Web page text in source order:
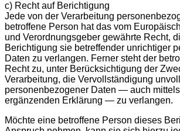
c) Recht auf Berichtigung
Jede von der Verarbeitung
betroffene Person hat das vom
und Verordnungsgeber gewährte Recht,
Berichtigung sie betreffender unrichtiger
Daten zu verlangen. Ferner steht der
Recht zu, unter Berücksichtigung der
Verarbeitung, die Vervollständigung
personenbezogener Daten — auch
ergänzenden Erklärung — zu verlangen.
Möchte eine betroffene Person dieses